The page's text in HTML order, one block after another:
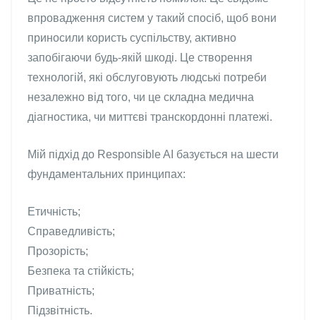
впровадження систем у такий спосіб, щоб вони
приносили користь суспільству, активно
запобігаючи будь-якій шкоді. Це створення
технологій, які обслуговують людські потреби
незалежно від того, чи це складна медична
діагностика, чи миттєві транскордонні платежі.
Мій підхід до Responsible AI базується на шести
фундаментальних принципах:
Етичність;
Справедливість;
Прозорість;
Безпека та стійкість;
Приватність;
Підзвітність.